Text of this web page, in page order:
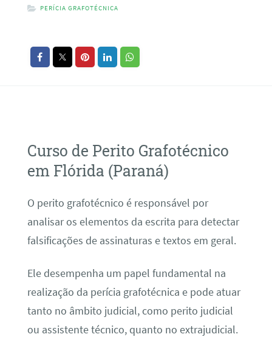
PERÍCIA GRAFOTÉCNICA
Curso de Perito Grafotécnico
em Flórida (Paraná)
O perito grafotécnico é responsável por
analisar os elementos da escrita para detectar
falsificações de assinaturas e textos em geral.
Ele desempenha um papel fundamental na
realização da perícia grafotécnica e pode atuar
tanto no âmbito judicial, como perito judicial
ou assistente técnico, quanto no extrajudicial.